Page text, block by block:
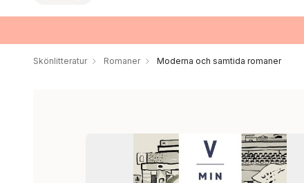
Skönlitteratur Romaner Moderna och samtida romaner